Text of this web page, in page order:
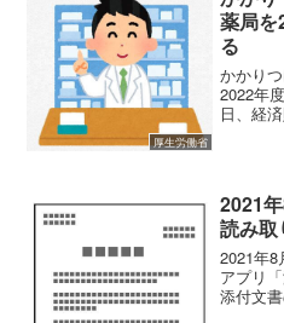
厚生労働省
薬局を
る
かかり
2022年
日、経
ました
2021
読み取
2021年8
アプリ
添付文